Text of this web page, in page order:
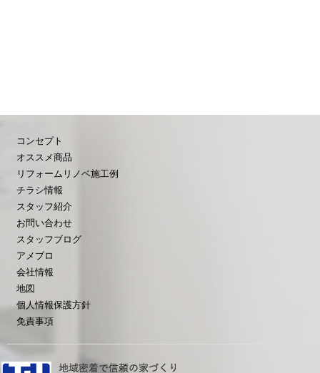
コンセプト
オススメ商品
リフォームリノベ施工例
チラシ情報
スタッフ紹介
お問い合わせ
スタッフブログ
アメブロ
会社情報
地図
個人情報保護方針
免責事項